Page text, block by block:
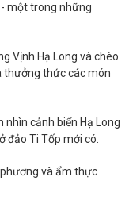
một trong những
Vịnh Hạ Long và chèo
thưởng thức các món
nhìn cảnh biển Hạ Long
đảo Ti Tốp mới có.
và ẩm thực